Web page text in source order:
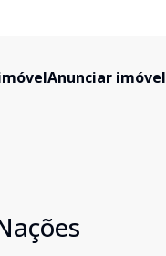
Anunciar imóvel